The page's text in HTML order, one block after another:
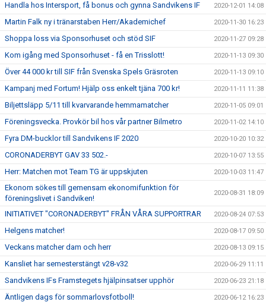
Handla hos Intersport, få bonus och gynna Sandvikens IF 2020-12-01 14:08
Martin Falk ny i tränarstaben Herr/Akademichef 2020-11-30 16:23
Shoppa loss via Sponsorhuset och stöd SIF 2020-11-27 09:28
Kom igång med Sponsorhuset - få en Trisslott! 2020-11-13 09:30
Över 44 000 kr till SIF från Svenska Spels Gräsroten 2020-11-13 09:10
Kampanj med Fortum! Hjälp oss enkelt tjäna 700 kr! 2020-11-11 11:38
Biljettsläpp 5/11 till kvarvarande hemmamatcher 2020-11-05 09:01
Föreningsvecka. Provkör bil hos vår partner Bilmetro 2020-11-02 14:10
Fyra DM-bucklor till Sandvikens IF 2020 2020-10-20 10:32
CORONADERBYT GAV 33 502.- 2020-10-07 13:55
Herr: Matchen mot Team TG är uppskjuten 2020-10-03 11:47
Ekonom sökes till gemensam ekonomifunktion för
föreningslivet i Sandviken!
2020-08-31 18:09
INITIATIVET "CORONADERBYT" FRÅN VÅRA SUPPORTRAR 2020-08-24 07:53
Helgens matcher! 2020-08-17 09:50
Veckans matcher dam och herr 2020-08-13 09:15
Kansliet har semesterstängt v28-v32 2020-06-29 11:11
Sandvikens IFs Framstegets hjälpinsatser upphör 2020-06-23 21:18
Äntligen dags för sommarlovsfotboll! 2020-06-12 16:23